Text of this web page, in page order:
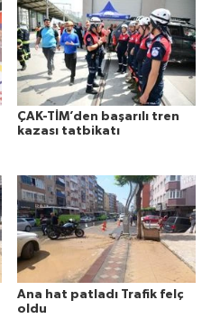
ÇAK-TİM’den başarılı tren
kazası tatbikatı
Ana hat patladı Trafik felç
oldu